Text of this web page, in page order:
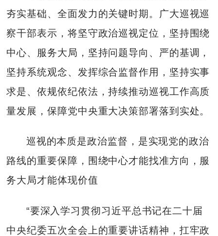
夯实基础、全面发力的关键时期。广大巡视巡
察干部表示，将坚守政治巡视定位，坚持围绕
中心、服务大局，坚持问题导向、严的基调，
坚持系统观念、发挥综合监督作用，坚持实事
求是、依规依纪依法，持续推动巡视工作高质
量发展，保障党中央重大决策部署落到实处。
巡视的本质是政治监督，是实现党的政治
路线的重要保障，围绕中心才能找准方向，服
务大局才能体现价值
“要深入学习贯彻习近平总书记在二十届
中央纪委五次全会上的重要讲话精神，扛牢政